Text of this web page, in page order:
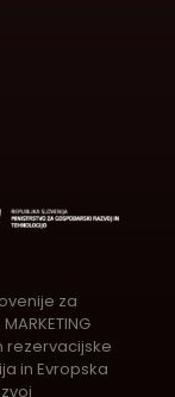
za
rezervacijske
in Evropska